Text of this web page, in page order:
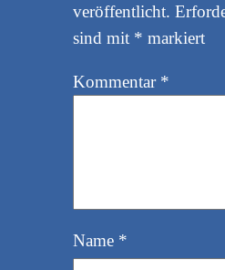
veröffentlicht.
sind mit * markiert
Kommentar *
Name *